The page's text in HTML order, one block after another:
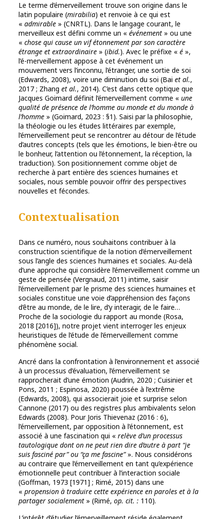
Le terme d’émerveillement trouve son origine dans le
latin populaire (mirabilia) et renvoie à ce qui est
« admirable » (CNRTL). Dans le langage courant, le
merveilleux est défini comme un « événement » ou une
« chose qui cause un vif étonnement par son caractère
étrange et extraordinaire » (ibid.). Avec le préfixe « é »,
l’é-merveillement appose à cet événement un
mouvement vers l’inconnu, l’étranger, une sortie de soi
(Edwards, 2008), voire une diminution du soi (Bai et al.,
2017 ; Zhang et al., 2014). C’est dans cette optique que
Jacques Goimard définit l’émerveillement comme « une
qualité de présence de l’homme au monde et du monde à
l’homme » (Goimard, 2023 : §1). Saisi par la philosophie,
la théologie ou les études littéraires par exemple,
l’émerveillement peut se rencontrer au détour de l’étude
d’autres concepts (tels que les émotions, le bien-être ou
le bonheur, l’attention ou l’étonnement, la réception, la
traduction). Son positionnement comme objet de
recherche à part entière des sciences humaines et
sociales, nous semble pouvoir offrir des perspectives
nouvelles et fécondes.
Contextualisation
Dans ce numéro, nous souhaitons contribuer à la
construction scientifique de la notion d’émerveillement
sous l’angle des sciences humaines et sociales. Au-delà
d’une approche qui considère l’émerveillement comme un
geste de pensée (Vergnaud, 2011) intime, saisir
l’émerveillement par le prisme des sciences humaines et
sociales constitue une voie d’appréhension des façons
d’être au monde, de le lire, d’y interagir, de le faire…
Proche de la sociologie du rapport au monde (Rosa,
2018 [2016]), notre projet vient interroger les enjeux
heuristiques de l’étude de l’émerveillement comme
phénomène social.
Ancré dans la confrontation à l’environnement et associé
à un processus d’évaluation, l’émerveillement se
rapprocherait d’une émotion (Audrin, 2020 ; Cuisinier et
Pons, 2011 ; Espinosa, 2020) poussée à l’extrême
(Edwards, 2008), qui associerait joie et surprise selon
Cannone (2017) ou des registres plus ambivalents selon
Edwards (2008). Pour Joris Thievenaz (2016 : 6),
l’émerveillement, par opposition à l’étonnement, est
associé à une fascination qui « relève d’un processus
tautologique dont on ne peut rien dire d’autre à part “je
suis fasciné par” ou “ça me fascine”». Nous considérons
au contraire que l’émerveillement en tant qu’expérience
émotionnelle peut contribuer à l’interaction sociale
(Goffman, 1973 [1971] ; Rimé, 2015) dans une
« propension à traduire cette expérience en paroles et à la
partager socialement » (Rimé, op. cit. : 110).